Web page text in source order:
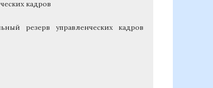
кадров
резерв управленческих кадров